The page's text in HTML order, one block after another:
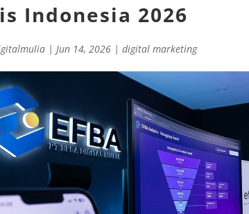
Indonesia 2026
| Jun 14, 2026 |digital marketing